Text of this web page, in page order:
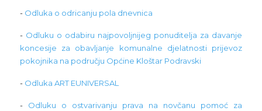
- Odluka o odricanju pola dnevnica
- Odluku o odabiru najpovoljnijeg ponuditelja za davanje
koncesije za obavljanje komunalne djelatnosti prijevoz
pokojnika na području Općine Kloštar Podravski
- Odluka ART EUNIVERSAL
- Odluku o ostvarivanju prava na novčanu pomoć za